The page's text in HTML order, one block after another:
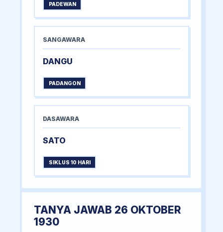
PADEWAN
SANGAWARA
DANGU
PADANGON
DASAWARA
SATO
SIKLUS 10 HARI
TANYA JAWAB 26 OKTOBER
1930